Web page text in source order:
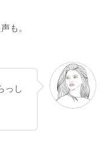
も。
っし